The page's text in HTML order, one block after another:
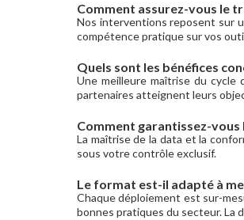
Comment assurez-vous le
Nos interventions reposent sur
compétence pratique sur vos
Quels sont les bénéfices
Une meilleure maîtrise du
partenaires atteignent leurs
Comment garantissez-
La maîtrise de la data et la
sous votre contrôle exclusif.
Le format est-il adapté à
Chaque déploiement est sur-
bonnes pratiques du secteur. La